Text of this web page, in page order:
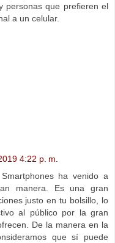
personas que prefieren el
a un celular.
4:22 p. m.
ha venido a
manera. Es una gran
justo en tu bolsillo, lo
al público por la gran
De la manera en la
que sí puede